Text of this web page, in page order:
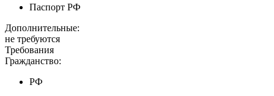
Паспорт РФ
Дополнительные:
не требуются
Требования
Гражданство:
РФ